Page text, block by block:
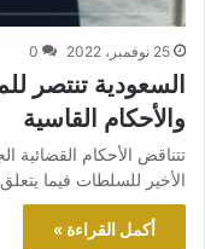
25 نوفمبر، 2022 0
السعودية تنتصر
والأحكام القاسية
تتناقض الأحكام القضائية
الأخير للسلطات فيما
أكمل القراءة »